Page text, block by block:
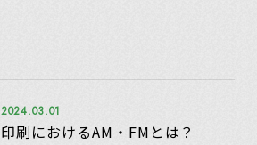
2024.03.01
印刷におけるAM・FMとは？